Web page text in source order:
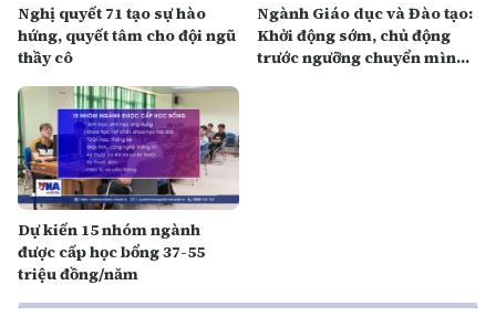
Nghị quyết 71 tạo sự hào
hứng, quyết tâm cho đội ngũ
thầy cô
Ngành Giáo dục và Đào tạo:
Khởi động sớm, chủ động
trước ngưỡng chuyển mình
Dự kiến 15 nhóm ngành
được cấp học bổng 37-55
triệu đồng/năm